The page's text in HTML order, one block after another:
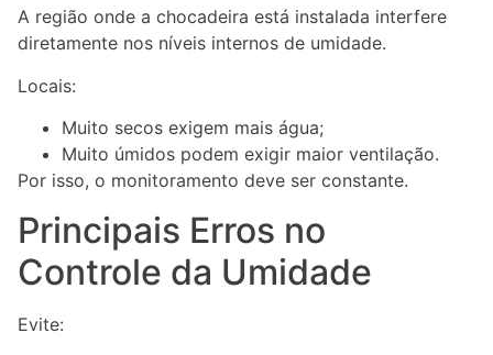
A região onde a chocadeira está instalada interfere
diretamente nos níveis internos de umidade.
Locais:
Muito secos exigem mais água;
Muito úmidos podem exigir maior ventilação.
Por isso, o monitoramento deve ser constante.
Principais Erros no
Controle da Umidade
Evite: